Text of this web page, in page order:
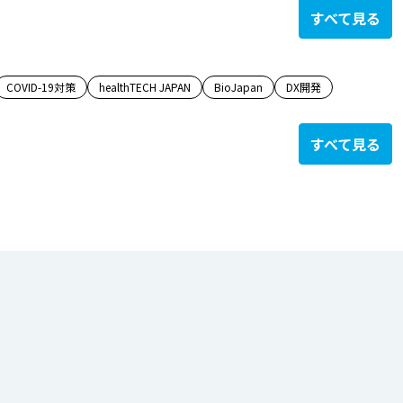
すべて見る
COVID-19対策 healthTECH JAPAN BioJapan
DX開発
すべて見る